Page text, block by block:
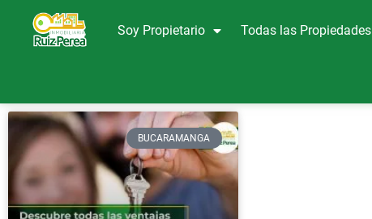
Soy Propietario Todas las Propiedades
BUCARAMANGA